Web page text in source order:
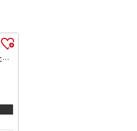
L メモリアルエディション キーレスエントリー アイドリングストップ CVT 盗難防止システム ABS CD ミュージックプレイヤー接続可 衝突安全ボディ エアコン パワーステアリング パワーウィンドウ